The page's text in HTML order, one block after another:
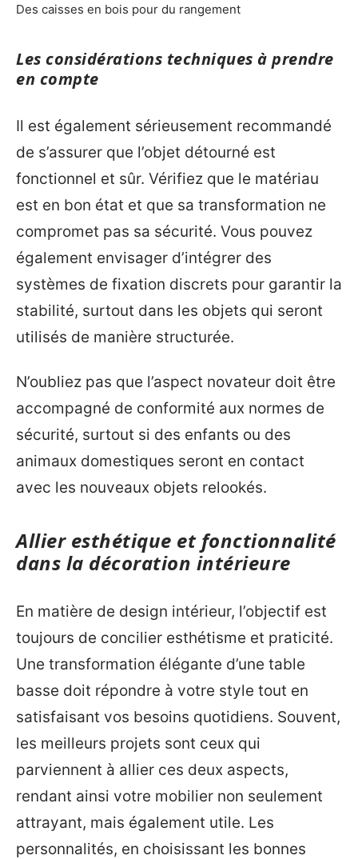
Des caisses en bois pour du rangement
Les considérations techniques à prendre
en compte
Il est également sérieusement recommandé
de s’assurer que l’objet détourné est
fonctionnel et sûr. Vérifiez que le matériau
est en bon état et que sa transformation ne
compromet pas sa sécurité. Vous pouvez
également envisager d’intégrer des
systèmes de fixation discrets pour garantir la
stabilité, surtout dans les objets qui seront
utilisés de manière structurée.
N’oubliez pas que l’aspect novateur doit être
accompagné de conformité aux normes de
sécurité, surtout si des enfants ou des
animaux domestiques seront en contact
avec les nouveaux objets relookés.
Allier esthétique et fonctionnalité
dans la décoration intérieure
En matière de design intérieur, l’objectif est
toujours de concilier esthétisme et praticité.
Une transformation élégante d’une table
basse doit répondre à votre style tout en
satisfaisant vos besoins quotidiens. Souvent,
les meilleurs projets sont ceux qui
parviennent à allier ces deux aspects,
rendant ainsi votre mobilier non seulement
attrayant, mais également utile. Les
personnalités, en choisissant les bonnes